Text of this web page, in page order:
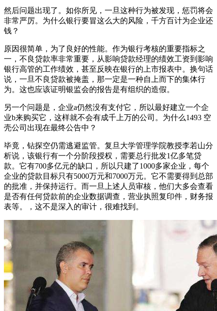
然后问题出现了。如你所见，一旦这种行为被发现，惩罚将会
非常严厉。为什么银行要冒这么大的风险，千方百计为企业还
钱？
原因很简单，为了良好的性能。作为银行考核的重要指标之
一，不良贷款率非常重要，从影响贷款经理的绩效工资到影响
银行高管的工作绩效，甚至反映在银行的上市报表中。换句话
说，一旦不良贷款被掩盖，那一定是一种自上而下的集体行
为。这也应该证明银监会的报告是有组织的造假。
另一个问题是，企业a仍然没有支付它，所以最好建立一个企
业b来购买它，这样就不会有成千上万的公司。为什么1493 空
壳公司出现在最终公告中？
毕竟，钻探空仍需逃避监管。复旦大学管理学院教授李若山分
析说，该银行有一个分阶段授权，需要总行批发1亿多笔贷
款。它有700多亿元的缺口，所以只建了1000多家企业，每个
企业的贷款目标只有5000万元和7000万元。它不需要得到总部
的批准，并保持运行。而一旦上述人员审核，他们大多会查看
是否有任何贷款前的企业数据调查，营业执照复印件，财务报
表等。，这不是深入的审计，很难找到。